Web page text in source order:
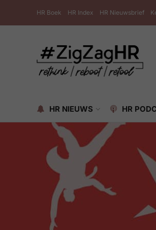
HR Boek HR Index HR Nieuwsbrief
HR NIEUWS HR